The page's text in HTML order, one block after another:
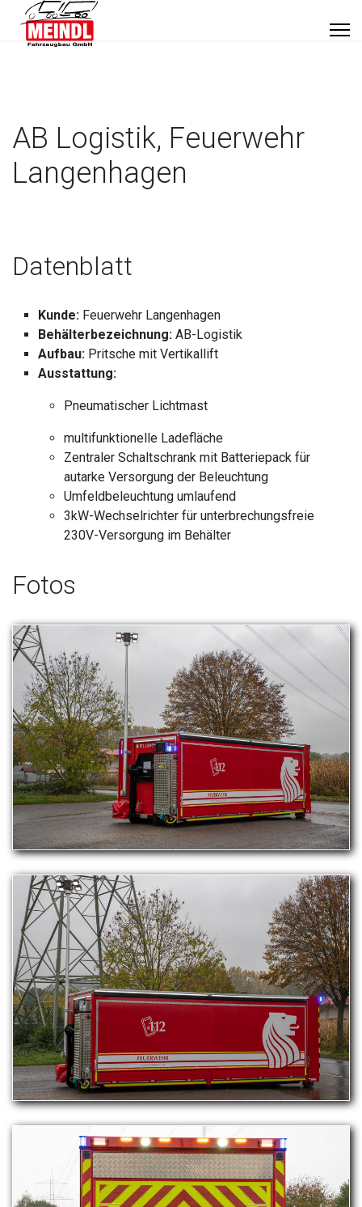
AB Logistik, Feuerwehr
Langenhagen
Datenblatt
Kunde: Feuerwehr Langenhagen
Behälterbezeichnung: AB-Logistik
Aufbau: Pritsche mit Vertikallift
Ausstattung:
Pneumatischer Lichtmast
multifunktionelle Ladefläche
Zentraler Schaltschrank mit Batteriepack für
autarke Versorgung der Beleuchtung
Umfeldbeleuchtung umlaufend
3kW-Wechselrichter für unterbrechungsfreie
230V-Versorgung im Behälter
Fotos